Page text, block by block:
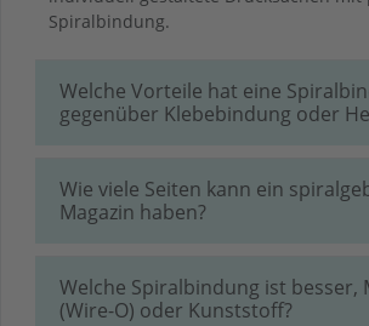
Spiralbindung.
Welche Vorteile hat eine
gegenüber Klebebindung oder
Wie viele Seiten kann ein
Magazin haben?
Welche Spiralbindung ist besser,
(Wire-O) oder Kunststoff?